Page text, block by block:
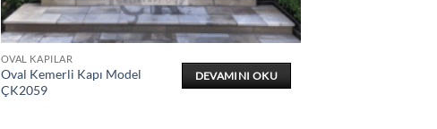
OVAL KAPILAR
Oval Kemerli Kapı Model
ÇK2059
DEVAMINI OKU